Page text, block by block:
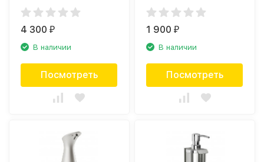
1016464-410
4 300₽
В наличии
Посмотреть
terrazzo 1014018-1180
1 900₽
В наличии
Посмотреть